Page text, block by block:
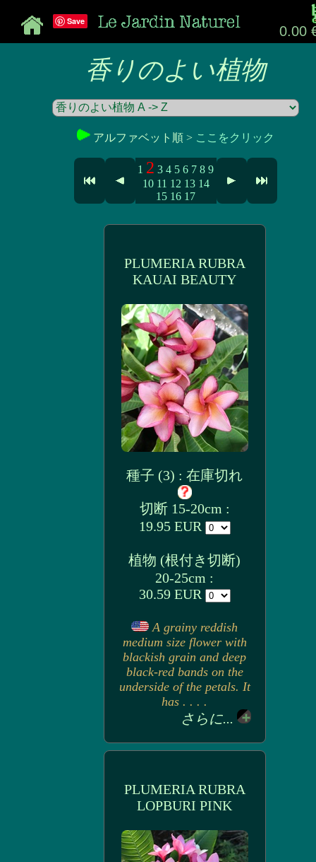
0.00
Save
香りのよい植物
アルファベット順 > ここをクリック
1 2 3 4 5 6 7 8 9
10 11 12 13 14
15 16 17
PLUMERIA RUBRA
KAUAI BEAUTY
種子 (3) : 在庫切れ
切断 15-20cm :
19.95 EUR
植物 (根付き切断)
20-25cm :
30.59 EUR
A grainy reddish
medium size flower with
blackish grain and deep
black-red bands on the
underside of the petals. It
has . . . .
さらに...
PLUMERIA RUBRA
LOPBURI PINK